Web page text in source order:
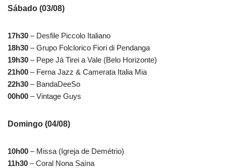
Sábado (03/08)
17h30 – Desfile Piccolo Italiano
18h30 – Grupo Folclorico Fiori di Pendanga
19h30 – Pepe Já Tirei a Vale (Belo Horizonte)
21h00 – Ferna Jazz & Camerata Italia Mia
22h30 – BandaDeeSo
00h00 – Vintage Guys
Domingo (04/08)
10h00 – Missa (Igreja de Demétrio)
11h30 – Coral Nona Saína